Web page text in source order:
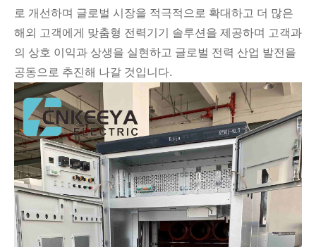
로 개선하며 글로벌 시장을 적극적으로 확대하고 더 많은
해외 ​​고객에게 맞춤형 전력기기 솔루션을 제공하며 고객과
의 상호 이익과 상생을 실현하고 글로벌 전력 산업 발전을
공동으로 추진해 나갈 것입니다.